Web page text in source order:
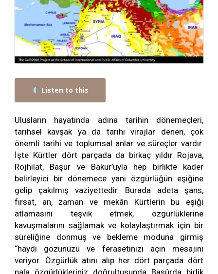
Listen to this
Ulusların hayatında adına tarihin dönemeçleri,
tarihsel kavşak ya da tarihi virajlar denen, çok
önemli tarihi ve toplumsal anlar ve süreçler vardır.
İşte Kürtler dört parçada da birkaç yıldır Rojava,
Rojhılat, Başur ve Bakur’uyla hep birlikte kader
belirleyici bir dönemece yani özgürlüğün eşiğine
gelip çakılmış vaziyettedir. Burada adeta şans,
fırsat, an, zaman ve mekân Kürtlerin bu eşiği
atlamasını teşvik etmek, özgürlüklerine
kavuşmalarını sağlamak ve kolaylaştırmak için bir
süreliğine donmuş ve bekleme moduna girmiş
“haydi gözünüzü ve ferasetinizi açın mesajını
veriyor. Özgürlük atını alıp her dört parçada dört